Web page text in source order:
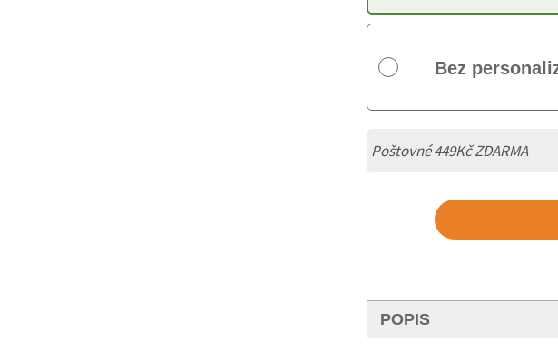
Bez
Poštovné 449Kč ZDARMA
POPIS